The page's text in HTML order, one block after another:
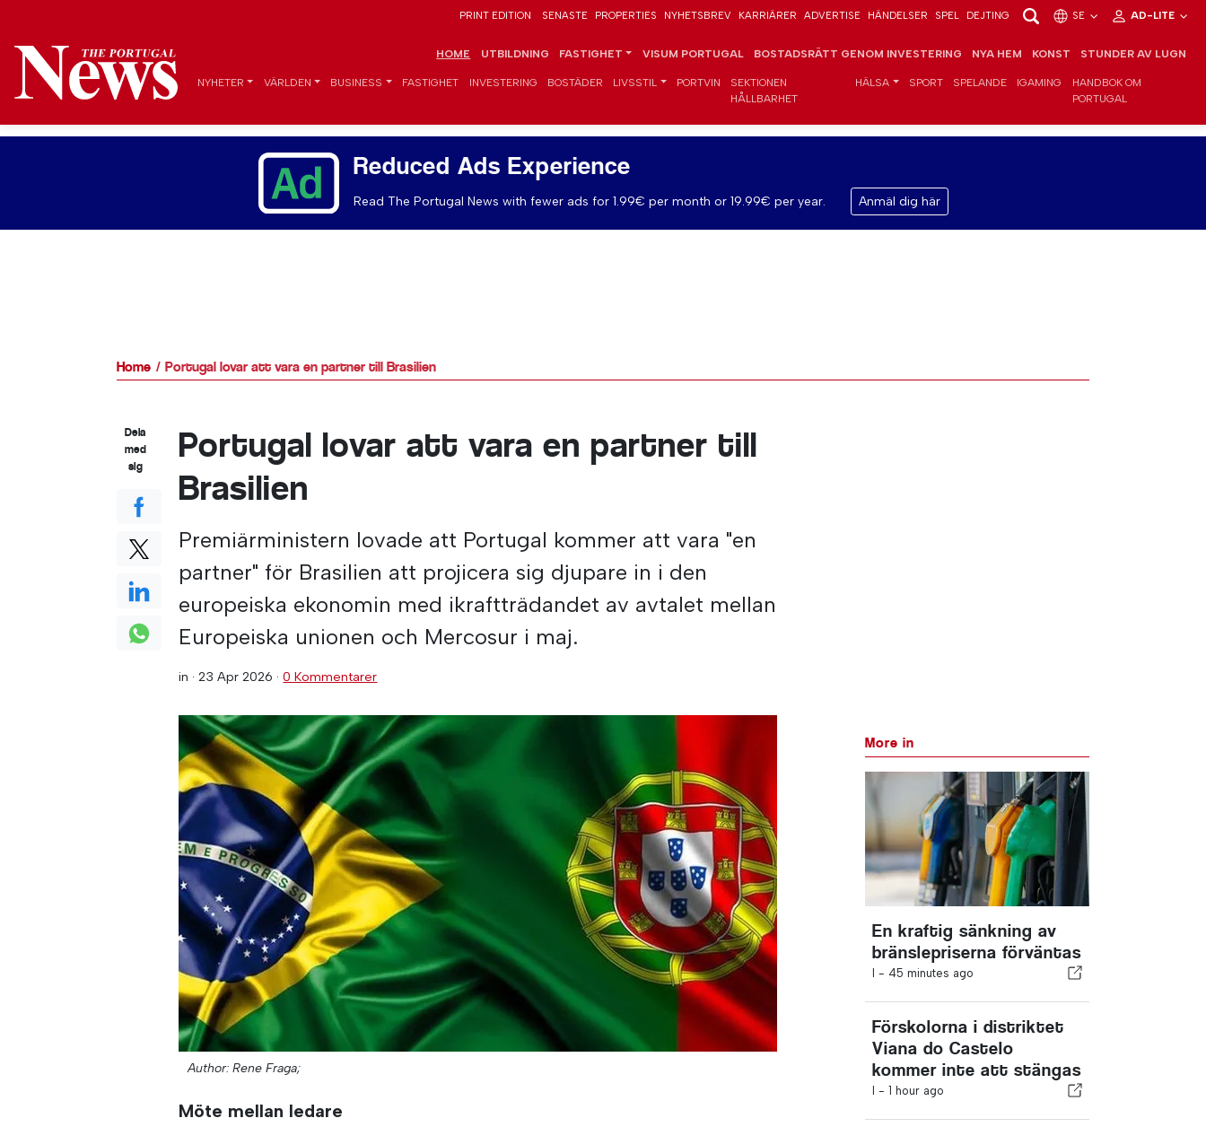
PRINT EDITION SENASTE PROPERTIES NYHETSBREV KARRIÄRER ADVERTISE HÄNDELSER SPEL DEJTING SE AD-LITE
HOME UTBILDNING FASTIGHET VISUM PORTUGAL BOSTADSRÄTT GENOM INVESTERING NYA HEM KONST STUNDER AV LUGN
NYHETER VÄRLDEN BUSINESS FASTIGHET INVESTERING BOSTÄDER LIVSSTIL PORTVIN
SEKTIONEN
HÅLLBARHET
HÄLSA SPORT SPELANDE IGAMING
HANDBOK OM
PORTUGAL
Reduced Ads Experience
Read The Portugal News with fewer ads for 1.99€ per month or 19.99€ per year. Anmäl dig här
Home Portugal lovar att vara en partner till Brasilien
Portugal lovar att vara en partner till
Brasilien
Premiärministern lovade att Portugal kommer att vara "en
partner" för Brasilien att projicera sig djupare in i den
europeiska ekonomin med ikraftträdandet av avtalet mellan
Europeiska unionen och Mercosur i maj.
in ·23 Apr 2026 ·0 Kommentarer
Author: Rene Fraga;
Möte mellan ledare
Dela
med
sig
More in
En kraftig sänkning av
bränslepriserna förväntas
I - 45 minutes ago
Förskolorna i distriktet
Viana do Castelo
kommer inte att stängas
I - 1 hour ago